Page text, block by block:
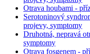
Otrava houbami -
Serotoninový
projevy, symptomy
Druhotná, nepravá
symptomy
Otrava fosgenem -